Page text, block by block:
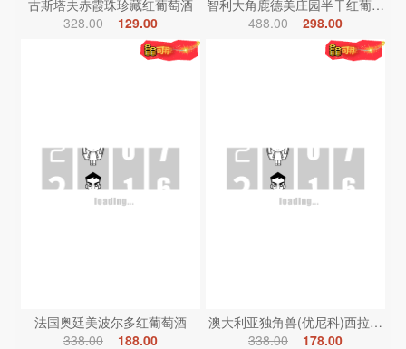
古斯塔夫赤霞珠珍藏红葡萄酒
328.00
129.00
智利大角鹿德美庄园半干红葡萄酒
488.00
298.00
法国奥廷美波尔多红葡萄酒
338.00
188.00
澳大利亚独角兽(优尼科)西拉红葡
338.00
178.00